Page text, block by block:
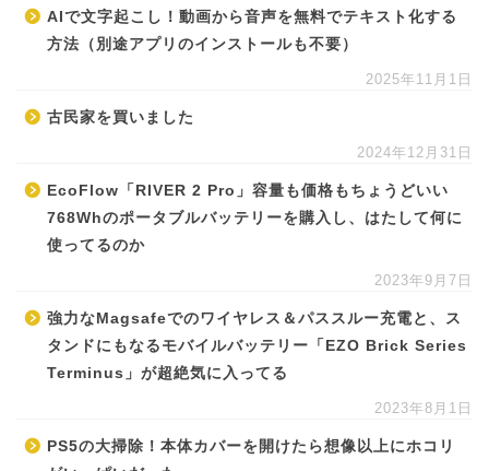
AIで文字起こし！動画から音声を無料でテキスト化する
方法（別途アプリのインストールも不要）
2025年11月1日
古民家を買いました
2024年12月31日
EcoFlow「RIVER 2 Pro」容量も価格もちょうどいい
768Whのポータブルバッテリーを購入し、はたして何に
使ってるのか
2023年9月7日
強力なMagsafeでのワイヤレス＆パススルー充電と、ス
タンドにもなるモバイルバッテリー「EZO Brick Series
Terminus」が超絶気に入ってる
2023年8月1日
PS5の大掃除！本体カバーを開けたら想像以上にホコリ